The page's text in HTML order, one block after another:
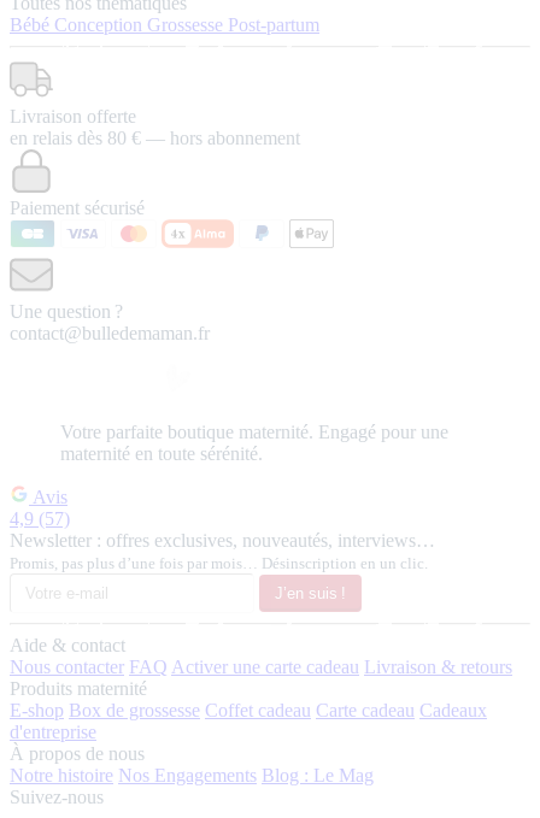
Bébé Conception Grossesse Post-partum
Livraison offerte
en relais dès 80 € — hors abonnement
Paiement sécurisé
Une question ?
contact@bulledemaman.fr
Votre parfaite boutique maternité. Engagé pour une
maternité en toute sérénité.
Avis
4,9 (57)
Newsletter : offres exclusives, nouveautés, interviews…
Promis, pas plus d’une fois par mois… Désinscription en un clic.
J’en suis !
Aide & contact
Nous contacter FAQ Activer une carte cadeau Livraison & retours
Produits maternité
E-shop Box de grossesse Coffet cadeau Carte cadeau Cadeaux
d'entreprise
À propos de nous
Notre histoire Nos Engagements Blog : Le Mag
Suivez-nous